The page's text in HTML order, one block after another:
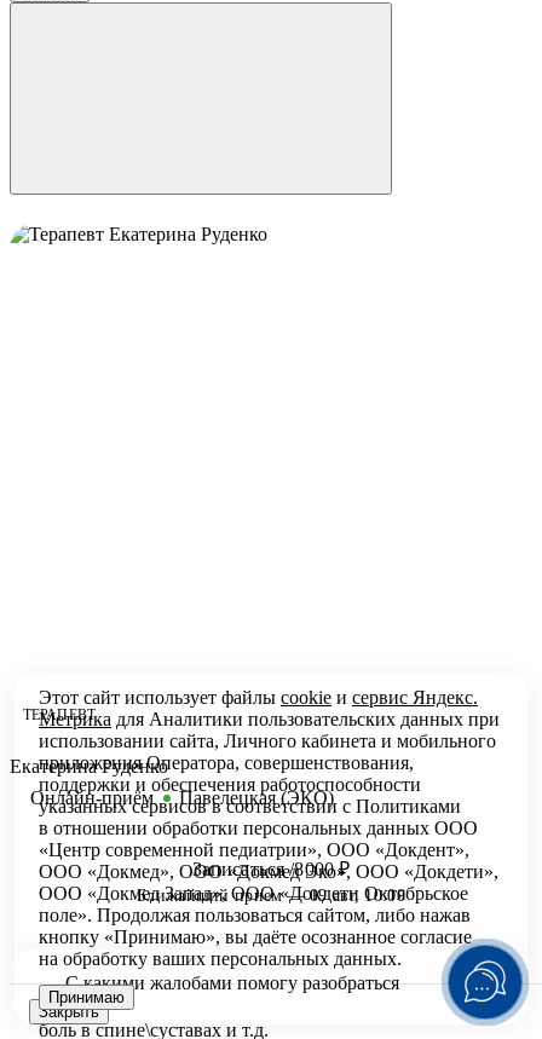
ТЕРАПЕВТ
Екатерина Руденко
Онлайн-приём
Павелецкая (ЭКО)
Записаться /8000 ₽
Ближайший прием — 09 авг, 10:00
С какими жалобами помогу разобраться
боль в спине\суставах и т.д.
Закрыть
Этот сайт использует файлы cookie и сервис Яндекс.
Метрика для Аналитики пользовательских данных при
использовании сайта, Личного кабинета и мобильного
приложения Оператора, совершенствования,
поддержки и обеспечения работоспособности
указанных сервисов в соответствии с Политиками
в отношении обработки персональных данных ООО
«Центр современной педиатрии», ООО «Докдент»,
ООО «Докмед», ООО «Докмед Эко», ООО «Докдети»,
ООО «Докмед Запад», ООО «Докдети Октябрьское
поле». Продолжая пользоваться сайтом, либо нажав
кнопку «Принимаю», вы даёте осознанное согласие
на обработку ваших персональных данных.
Принимаю